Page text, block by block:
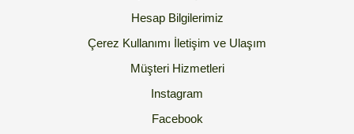
Hesap Bilgilerimiz
Çerez Kullanımı İletişim ve Ulaşım
Müşteri Hizmetleri
Instagram
Facebook